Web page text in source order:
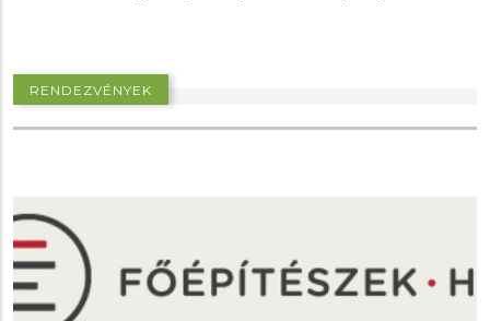
RENDEZVÉNYEK